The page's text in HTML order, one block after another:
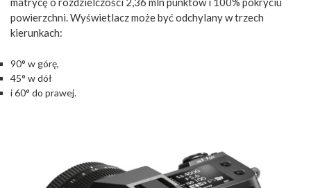
powierzchni. Wyświetlacz może być odchylany w trzech
kierunkach:
90° w górę,
45° w dół
i 60° do prawej.